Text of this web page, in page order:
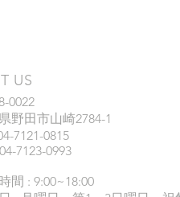
US
0022
野田市山崎2784-1
7121-0815
7123-0993
間 : 9:00~18:00